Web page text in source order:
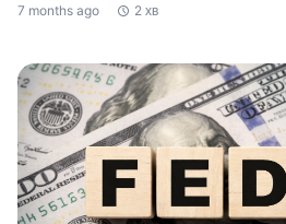
7 months ago
2 хв